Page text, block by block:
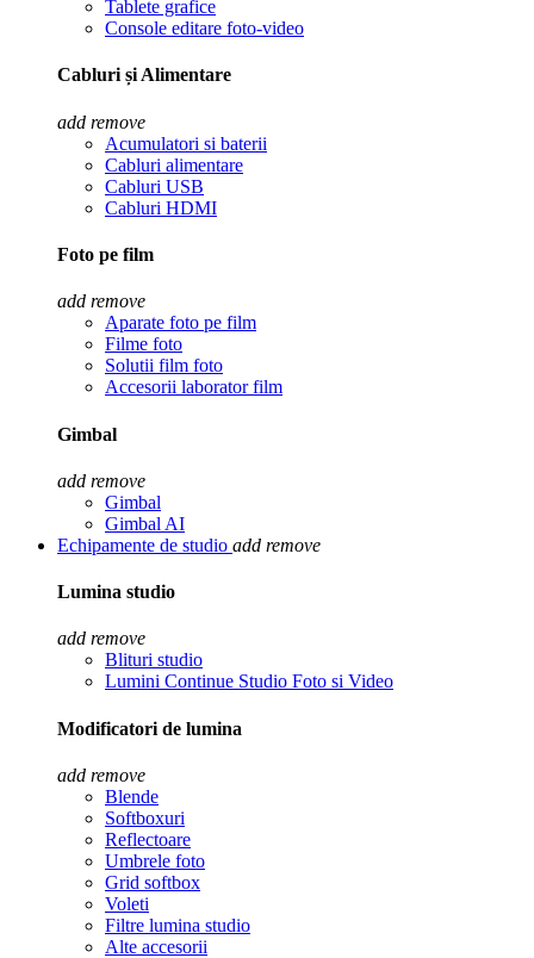
Tablete grafice
Console editare foto-video
Cabluri și Alimentare
add remove
Acumulatori si baterii
Cabluri alimentare
Cabluri USB
Cabluri HDMI
Foto pe film
add remove
Aparate foto pe film
Filme foto
Solutii film foto
Accesorii laborator film
Gimbal
add remove
Gimbal
Gimbal AI
Echipamente de studio add remove
Lumina studio
add remove
Blituri studio
Lumini Continue Studio Foto si Video
Modificatori de lumina
add remove
Blende
Softboxuri
Reflectoare
Umbrele foto
Grid softbox
Voleti
Filtre lumina studio
Alte accesorii